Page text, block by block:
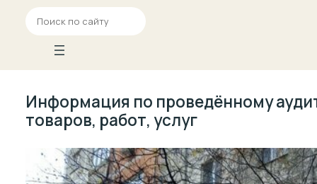
П
о
Информация по проведённому
товаров, работ, услуг